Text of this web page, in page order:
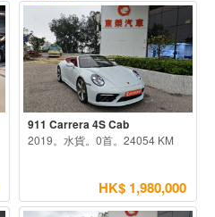
911 Carrera 4S Cab
2019。水貨。0首。24054 KM
HK$ 1,980,000